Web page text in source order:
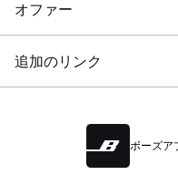
オファー
追加のリンク
ボーズア